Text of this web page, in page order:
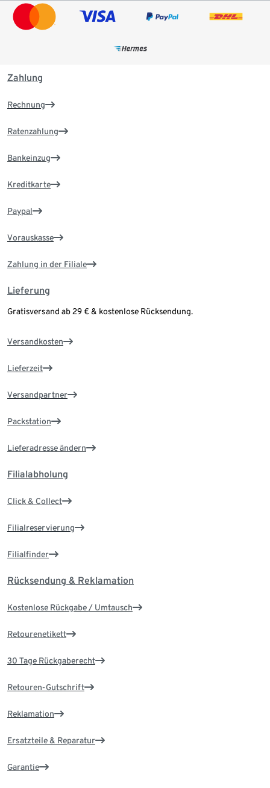
Zahlung
Rechnung
Ratenzahlung
Bankeinzug
Kreditkarte
Paypal
Vorauskasse
Zahlung in der Filiale
Lieferung
Gratisversand ab 29 € & kostenlose Rücksendung.
Versandkosten
Lieferzeit
Versandpartner
Packstation
Lieferadresse ändern
Filialabholung
Click & Collect
Filialreservierung
Filialfinder
Rücksendung & Reklamation
Kostenlose Rückgabe / Umtausch
Retourenetikett
30 Tage Rückgaberecht
Retouren-Gutschrift
Reklamation
Ersatzteile & Reparatur
Garantie